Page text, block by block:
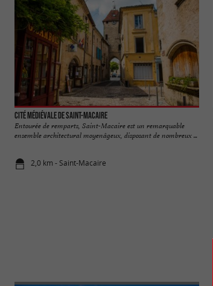
Cité médiévale de Saint-Macaire
Entourée de remparts, Saint-Macaire est un remarquable
ensemble architectural moyenâgeux, disposant de nombreux ...
2,0 km - Saint-Macaire